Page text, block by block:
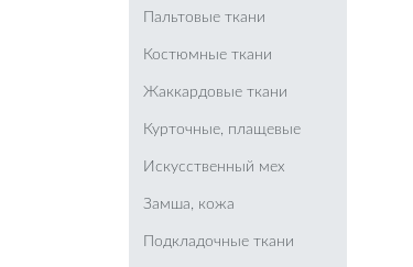
Пальтовые ткани
Костюмные ткани
Жаккардовые ткани
Курточные, плащевые
Искусственный мех
Замша, кожа
Подкладочные ткани